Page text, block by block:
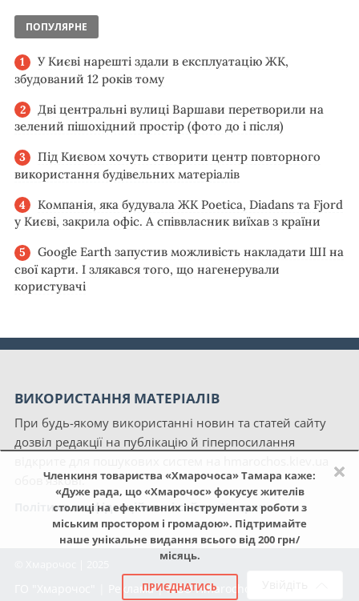
×
Членкиня товариства «Хмарочоса» Тамара каже:
«Дуже рада, що «Хмарочос» фокусує жителів
столиці на ефективних інструментах роботи з
міським простором і громадою». Підтримайте
наше унікальне видання всього від 200 грн/
місяць.
ПРИЄДНАТИСЬ
ПОПУЛЯРНЕ
У Києві нарешті здали в експлуатацію ЖК,
збудований 12 років тому
Дві центральні вулиці Варшави перетворили на
зелений пішохідний простір (фото до і після)
Під Києвом хочуть створити центр повторного
використання будівельних матеріалів
Компанія, яка будувала ЖК Poetica, Diadans та Fjord
у Києві, закрила офіс. А співвласник виїхав з країни
Google Earth запустив можливість накладати ШІ на
свої карти. І злякався того, що нагенерували
користувачі
ВИКОРИСТАННЯ МАТЕРІАЛІВ
При будь-якому використанні новин та статей сайту
дозвіл редакції на публікацію й гіперпосилання
обов'язкові.
Політика конфіденційності сайту «Хмарочос»
Реклама|NGO Hmarochos